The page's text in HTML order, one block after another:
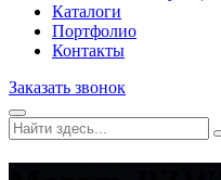
Каталоги
Портфолио
Контакты
Заказать звонок